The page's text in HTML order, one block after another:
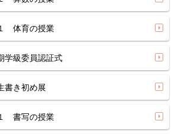
体育の授業
級委員認証式
書き初め展
書写の授業